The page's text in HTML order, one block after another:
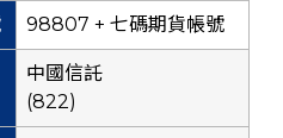
98807 + 七碼期貨帳號
中國信託
(822)